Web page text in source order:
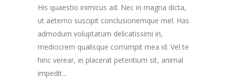
His quaestio inimicus ad. Nec in magna dicta,
ut aeterno suscipit conclusionemque mel. Has
admodum voluptatum delicatissimi in,
mediocrem qualisque corrumpit mea id. Vel te
hinc verear, ei placerat petentium sit, animal
impedit...